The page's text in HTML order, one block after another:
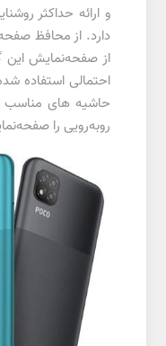
از صفحه‌نمایش این
احتمالی استفاده
روبه‌رویی را